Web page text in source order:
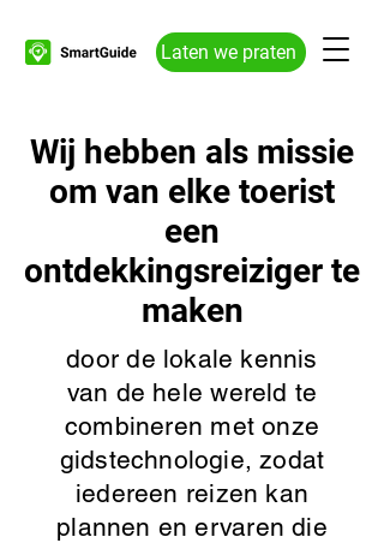
Laten we praten
Wij hebben als missie
om van elke toerist
een
ontdekkingsreiziger te
maken
door de lokale kennis
van de hele wereld te
combineren met onze
gidstechnologie, zodat
iedereen reizen kan
plannen en ervaren die